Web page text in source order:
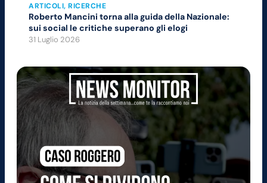
ARTICOLI, RICERCHE
Roberto Mancini torna alla guida della Nazionale:
sui social le critiche superano gli elogi
31 Luglio 2026